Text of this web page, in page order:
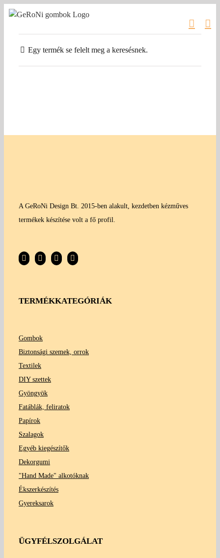
Kihagyás
Egy termék se felelt meg a keresésnek.
A GeRoNi Design Bt. 2015-ben alakult, kezdetben kézműves
termékek készítése volt a fő profil.
TERMÉKKATEGÓRIÁK
Gombok
Biztonsági szemek, orrok
Textilek
DIY szettek
Gyöngyök
Fatáblák, feliratok
Papírok
Szalagok
Egyéb kiegészítők
Dekorgumi
"Hand Made" alkotóknak
Ékszerkészítés
Gyereksarok
ÜGYFÉLSZOLGÁLAT